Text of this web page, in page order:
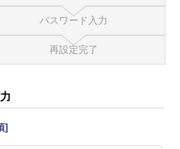
パスワード入力
再設定完了
]